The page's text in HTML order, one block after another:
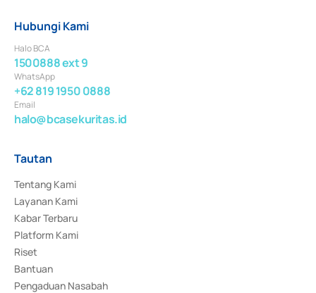
Hubungi Kami
Halo BCA
1500888 ext 9
WhatsApp
+62 819 1950 0888
Email
halo@bcasekuritas.id
Tautan
Tentang Kami
Layanan Kami
Kabar Terbaru
Platform Kami
Riset
Bantuan
Pengaduan Nasabah